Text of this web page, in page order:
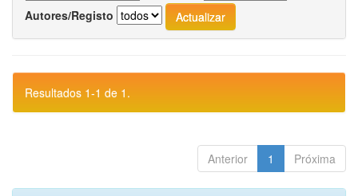
Autores/Registo
Resultados 1-1 de 1.
Anterior 1 Próxima